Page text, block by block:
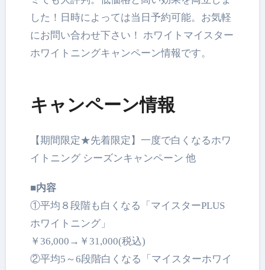
した！ 日時によっては当日予約可能。お気軽
にお問い合わせ下さい！ ホワイトマイスター
ホワイトニングキャンペーン情報です。
キャンペーン情報
【期間限定★先着限定】一度で白くなるホワ
イトニング シーズンキャンペーン 他
■内容
①平均８段階も白くなる「マイスターPLUS
ホワイトニング」
￥36,000→￥31,000(税込)
②平均5～6段階白くなる「マイスターホワイ